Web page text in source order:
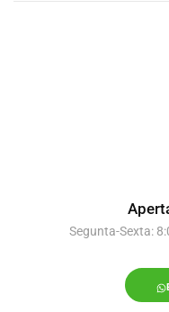
Segunta-Sexta: